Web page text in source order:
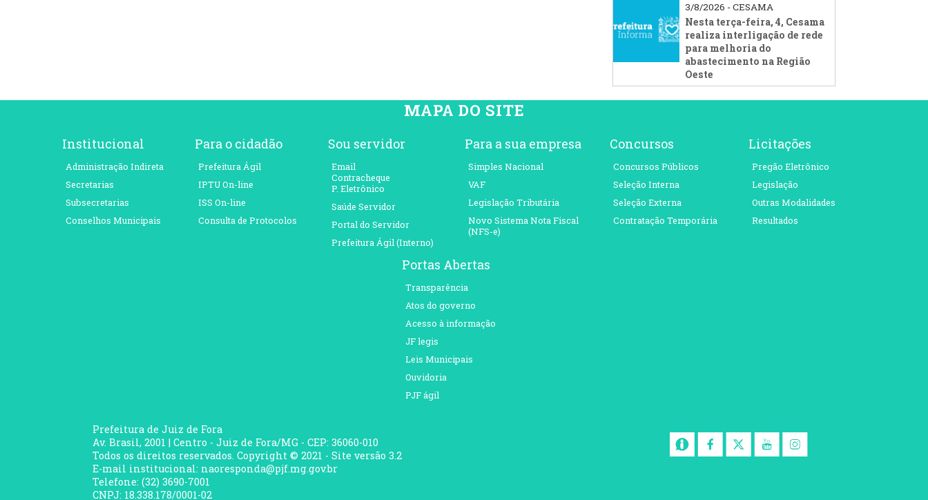
3/8/2026 - CESAMA
Nesta terça-feira, 4, Cesama
realiza interligação de rede
para melhoria do
abastecimento na Região
Oeste
MAPA DO SITE
Institucional
Administração Indireta
Secretarias
Subsecretarias
Conselhos Municipais
Para o cidadão
Prefeitura Ágil
IPTU On-line
ISS On-line
Consulta de Protocolos
Sou servidor
Email
Contracheque
P. Eletrônico
Saúde Servidor
Portal do Servidor
Prefeitura Ágil (Interno)
Para a sua empresa
Simples Nacional
VAF
Legislação Tributária
Novo Sistema Nota Fiscal
(NFS-e)
Concursos
Concursos Públicos
Seleção Interna
Seleção Externa
Contratação Temporária
Licitações
Pregão Eletrônico
Legislação
Outras Modalidades
Resultados
Portas Abertas
Transparência
Atos do governo
Acesso à informação
JF legis
Leis Municipais
Ouvidoria
PJF ágil
Prefeitura de Juiz de Fora
Av. Brasil, 2001 | Centro - Juiz de Fora/MG - CEP: 36060-010
Todos os direitos reservados. Copyright © 2021 - Site versão 3.2
E-mail institucional: naoresponda@pjf.mg.gov.br
Telefone: (32) 3690-7001
CNPJ: 18.338.178/0001-02